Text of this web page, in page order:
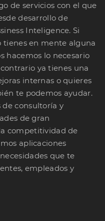
de servicios con el que
desarrollo de
Inteligence. Si
en mente alguna
hacemos lo necesario
ya tienes una
internas o quieres
te podemos ayudar.
de consultoría y
de gran
competitividad de
aplicaciones
que te
empleados y